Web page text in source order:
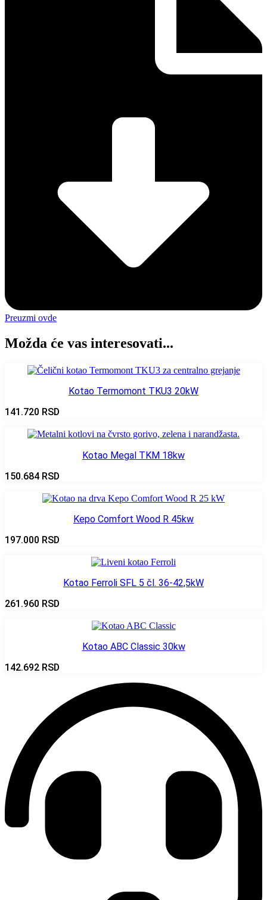
Preuzmi ovde
Možda će vas interesovati...
Kotao Termomont TKU3 20kW
141.720 RSD
Kotao Megal TKM 18kw
150.684 RSD
Kepo Comfort Wood R 45kw
197.000 RSD
Kotao Ferroli SFL 5 čl. 36-42,5kW
261.960 RSD
Kotao ABC Classic 30kw
142.692 RSD